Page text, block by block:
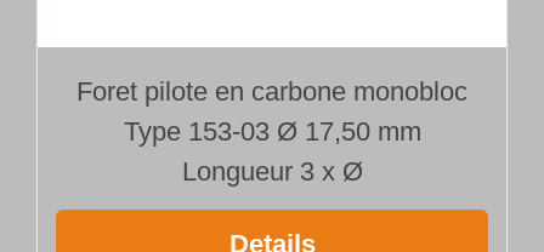
Foret pilote en carbone monobloc
Type 153-03 Ø 17,50 mm
Longueur 3 x Ø
Details